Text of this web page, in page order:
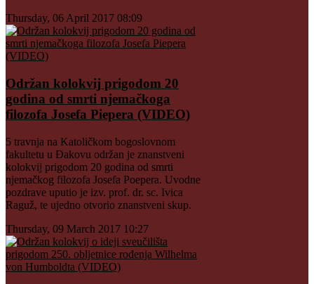
Thursday, 06 April 2017 08:09
Održan kolokvij prigodom 20
godina od smrti njemačkoga
filozofa Josefa Piepera (VIDEO)
5 travnja na Katoličkom bogoslovnom
fakultetu u Đakovu održan je znanstveni
kolokvij prigodom 20 godina od smrti
njemačkog filozofa Josefa Poepera. Uvodne
pozdrave uputio je izv. prof. dr. sc. Ivica
Raguž, te ujedno otvorio znanstveni skup.
Thursday, 09 March 2017 10:27